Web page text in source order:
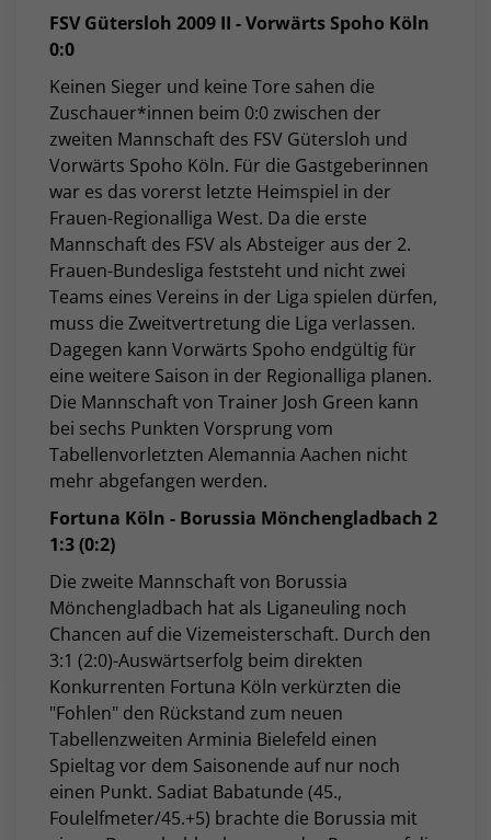
FSV Gütersloh 2009 II - Vorwärts Spoho Köln
0:0
Keinen Sieger und keine Tore sahen die
Zuschauer*innen beim 0:0 zwischen der
zweiten Mannschaft des FSV Gütersloh und
Vorwärts Spoho Köln. Für die Gastgeberinnen
war es das vorerst letzte Heimspiel in der
Frauen-Regionalliga West. Da die erste
Mannschaft des FSV als Absteiger aus der 2.
Frauen-Bundesliga feststeht und nicht zwei
Teams eines Vereins in der Liga spielen dürfen,
muss die Zweitvertretung die Liga verlassen.
Dagegen kann Vorwärts Spoho endgültig für
eine weitere Saison in der Regionalliga planen.
Die Mannschaft von Trainer Josh Green kann
bei sechs Punkten Vorsprung vom
Tabellenvorletzten Alemannia Aachen nicht
mehr abgefangen werden.
Fortuna Köln - Borussia Mönchengladbach 2
1:3 (0:2)
Die zweite Mannschaft von Borussia
Mönchengladbach hat als Liganeuling noch
Chancen auf die Vizemeisterschaft. Durch den
3:1 (2:0)-Auswärtserfolg beim direkten
Konkurrenten Fortuna Köln verkürzten die
"Fohlen" den Rückstand zum neuen
Tabellenzweiten Arminia Bielefeld einen
Spieltag vor dem Saisonende auf nur noch
einen Punkt. Sadiat Babatunde (45.,
Foulelfmeter/45.+5) brachte die Borussia mit